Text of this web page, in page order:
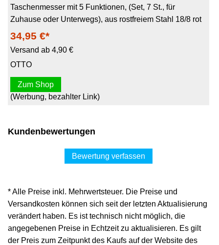
Taschenmesser mit 5 Funktionen, (Set, 7 St., für
Zuhause oder Unterwegs), aus rostfreiem Stahl 18/8 rot
34,95 €*
Versand ab 4,90 €
OTTO
Zum Shop
(Werbung, bezahlter Link)
Kundenbewertungen
Bewertung verfassen
* Alle Preise inkl. Mehrwertsteuer. Die Preise und
Versandkosten können sich seit der letzten Aktualisierung
verändert haben. Es ist technisch nicht möglich, die
angegebenen Preise in Echtzeit zu aktualisieren. Es gilt
der Preis zum Zeitpunkt des Kaufs auf der Website des